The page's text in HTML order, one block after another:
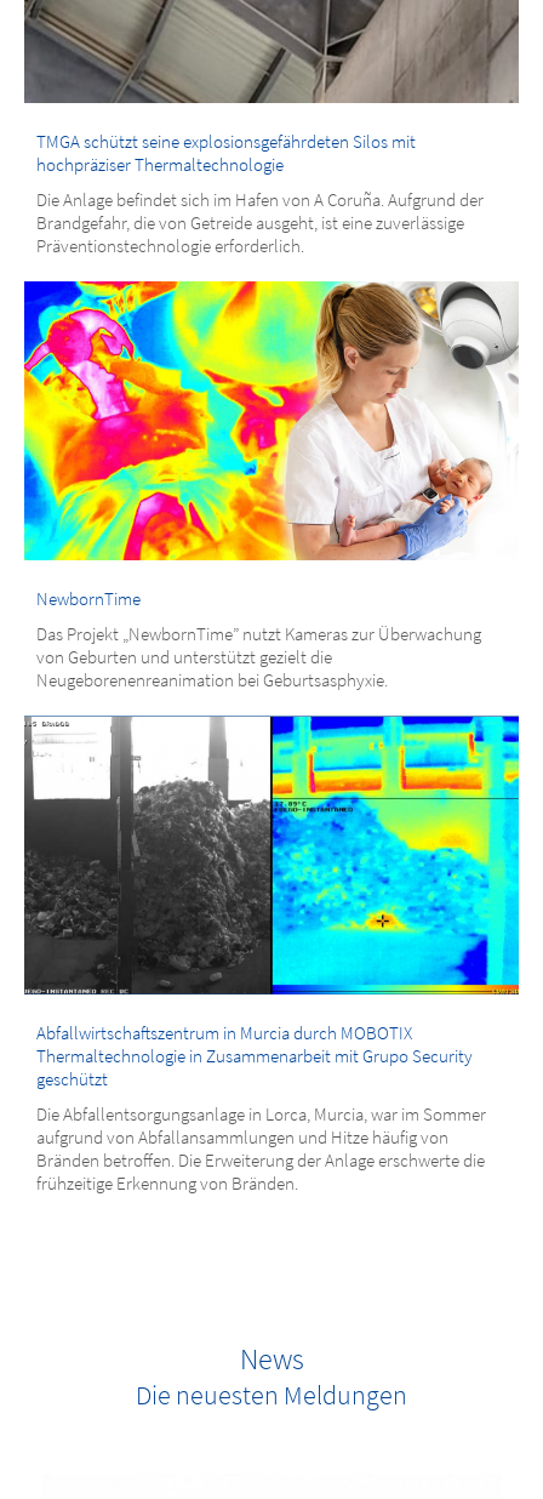
TMGA schützt seine explosionsgefährdeten Silos mit
hochpräziser Thermaltechnologie
Die Anlage befindet sich im Hafen von A Coruña. Aufgrund der
Brandgefahr, die von Getreide ausgeht, ist eine zuverlässige
Präventionstechnologie erforderlich.
NewbornTime
Das Projekt „NewbornTime” nutzt Kameras zur Überwachung
von Geburten und unterstützt gezielt die
Neugeborenenreanimation bei Geburtsasphyxie.
Abfallwirtschaftszentrum in Murcia durch MOBOTIX
Thermaltechnologie in Zusammenarbeit mit Grupo Security
geschützt
Die Abfallentsorgungsanlage in Lorca, Murcia, war im Sommer
aufgrund von Abfallansammlungen und Hitze häufig von
Bränden betroffen. Die Erweiterung der Anlage erschwerte die
frühzeitige Erkennung von Bränden.
News
Die neuesten Meldungen